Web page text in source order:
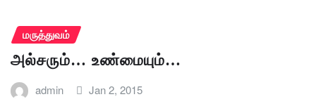
மருத்துவம்
அல்சரும்… உண்மையும்…
admin Jan 2, 2015